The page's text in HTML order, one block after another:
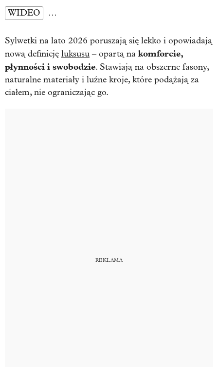
WIDEO …
Sylwetki na lato 2026 poruszają się lekko i opowiadają
nową definicję luksusu – opartą na komforcie,
płynności i swobodzie. Stawiają na obszerne fasony,
naturalne materiały i luźne kroje, które podążają za
ciałem, nie ograniczając go.